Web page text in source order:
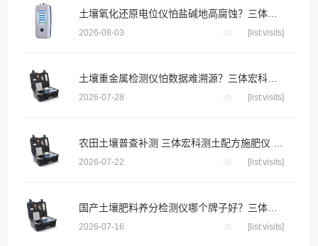
2026-08-03 [list:visits]
2026-07-28 [list:visits]
2026-07-22 [list:visits]
2026-07-16 [list:visits]